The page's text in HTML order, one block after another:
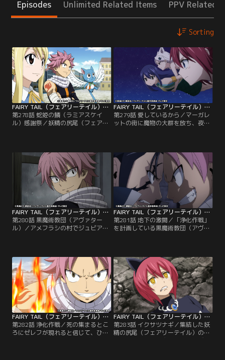
Episodes Unlimited Related Items PPV Related
Sorting
FAIRY TAIL（フェアリーテイル）ファイナルシリーズ 第278話
第278話 蛇姫の鱗（ラミアスケイ
ル）感謝祭／妖精の尻尾（フェアリ
アリーテイル再建を掲げて仲間探し
の旅に出る。ルーシィの案内によっ
て訪れたマーガレットの街では、蛇
姫の鱗（ラミアスケイル）が感謝祭
を催していた。そこで見たかつての
仲間の変わりように…。
FAIRY TAIL（フェアリーテイル）ファイナルシリーズ 第279話
第279話 愛しているから／マーガレ
ットの街に魔物の大群を放ち、夜襲
退治する一方、敵の本隊を叩くため
に空を駆ける天空シスターズのウェ
ンディとシェリア。敵の隙をつき、
奇襲をかけることに成功した二人だ
ったが、そこで彼女たちを待ち構え
ていたのは…。
FAIRY TAIL（フェアリーテイル）ファイナルシリーズ 第280話
第280話 黒魔術教団（アヴァター
ル）／アメフラシの村でジュビアと
前に未来から来たローグがナツに語
った、ある恐るべき内容を彷彿とさ
せるものだった。それを確認するた
め、ナツはルーシィを連れて剣咬の
虎（セイバートゥース）へと急ぐ。
FAIRY TAIL（フェアリーテイル）ファイナルシリーズ 第281話
第281話 地下の激闘／「浄化作戦」
を計画している黒魔術教団（アヴァ
りて敵地への潜入を試みるものの、
早々に教団幹部と一戦を交えること
になってしまう。次々と襲い来る高
位黒魔導士に一切ひるむことなく応
戦するナツ。しかしそんな中、闇に
染まったグレイが…。
FAIRY TAIL（フェアリーテイル）ファイナルシリーズ 第282話
第282話 浄化作戦／死の集まるとこ
ろにゼレフが現れると信じて、ひと
FAIRY TAIL（フェアリーテイル）ファイナルシリーズ 第283話
第283話 イクサツナギ／集結した妖
精の尻尾（フェアリーテイル）の主
力メンバーが、黒魔術教団（アヴァ